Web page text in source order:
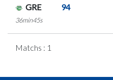
GRE
94
36min45s
Matchs : 1